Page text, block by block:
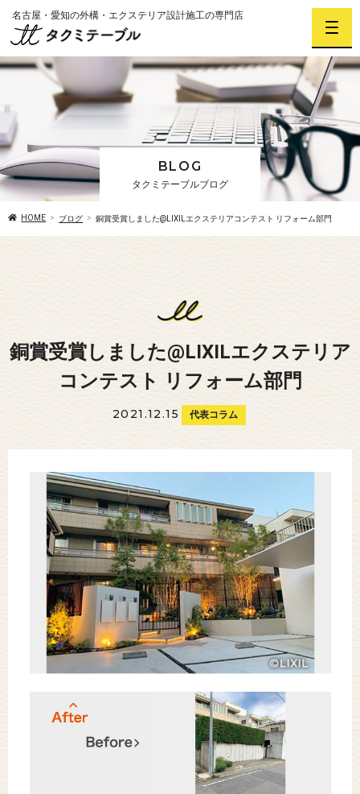
名古屋・愛知の外構・エクステリア設計施工の専門店
BLOG
タクミテーブルブログ
HOME ブログ 銅賞受賞しました@LIXILエクステリアコンテスト リフォーム部門
銅賞受賞しました@LIXILエクステリア
コンテスト リフォーム部門
2021.12.15 代表コラム